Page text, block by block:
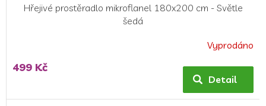
Hřejivé prostěradlo mikroflanel 180x200 cm - Světle
šedá
hodnocení
produktu
5,0
Vyprodáno
499 Kč
Detail